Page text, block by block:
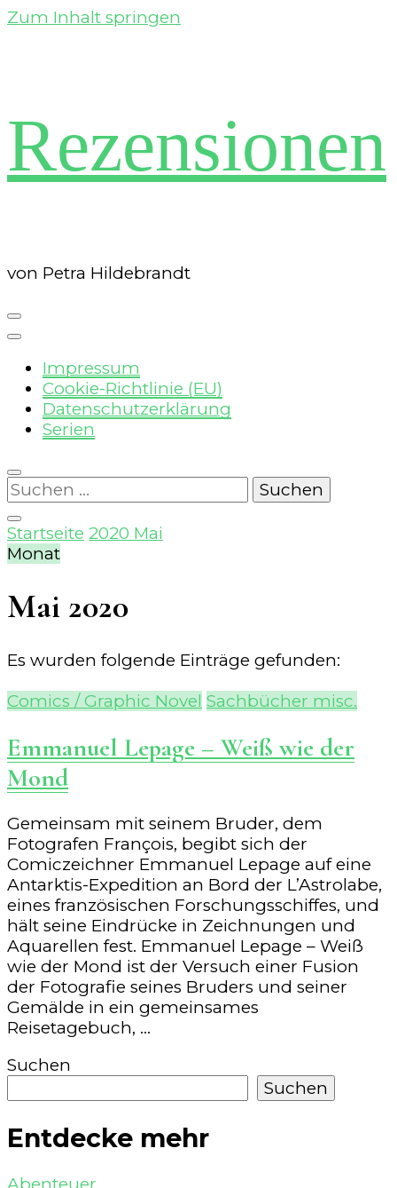
Zum Inhalt springen
Rezensionen
von Petra Hildebrandt
Impressum
Cookie-Richtlinie (EU)
Datenschutzerklärung
Serien
Suchen
nach:
Startseite 2020 Mai
Monat
Mai 2020
Es wurden folgende Einträge gefunden:
Comics / Graphic Novel Sachbücher misc.
Emmanuel Lepage – Weiß wie der
Mond
Gemeinsam mit seinem Bruder, dem
Fotografen François, begibt sich der
Comiczeichner Emmanuel Lepage auf eine
Antarktis-Expedition an Bord der L’Astrolabe,
eines französischen Forschungsschiffes, und
hält seine Eindrücke in Zeichnungen und
Aquarellen fest. Emmanuel Lepage – Weiß
wie der Mond ist der Versuch einer Fusion
der Fotografie seines Bruders und seiner
Gemälde in ein gemeinsames
Reisetagebuch, …
Suchen
Suchen
Entdecke mehr